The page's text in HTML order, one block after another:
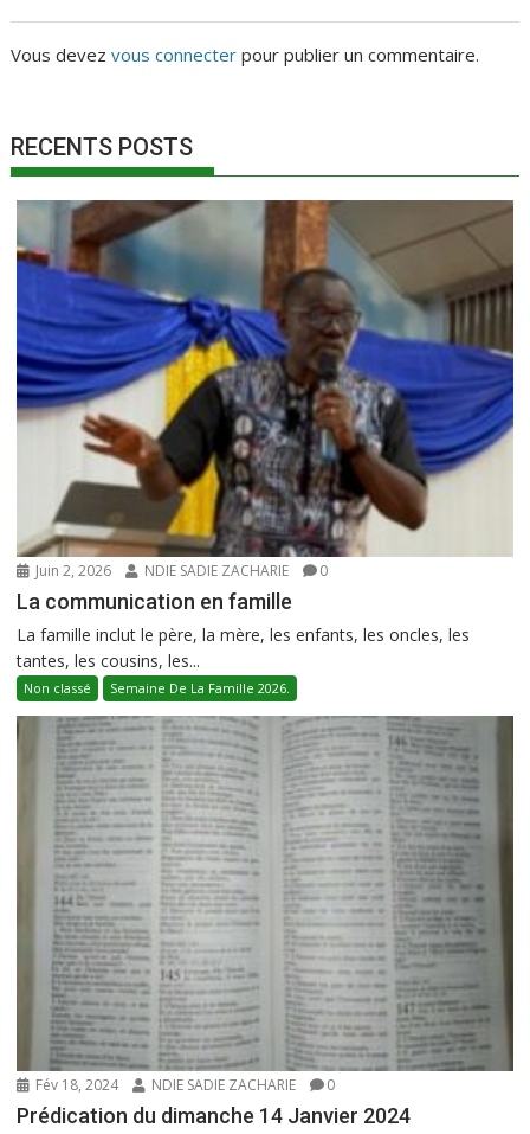
Vous devezvous connecter pour publier un commentaire.
RECENTS POSTS
Juin 2, 2026 NDIE SADIE ZACHARIE 0
La communication en famille
La famille inclut le père, la mère, les enfants, les oncles, les
tantes, les cousins, les...
Non classé Semaine De La Famille 2026.
Fév 18, 2024 NDIE SADIE ZACHARIE 0
Prédication du dimanche 14 Janvier 2024